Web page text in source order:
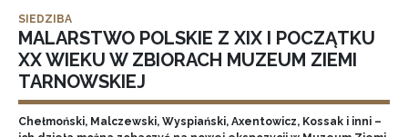
SIEDZIBA
MALARSTWO POLSKIE Z XIX I POCZĄTKU
XX WIEKU W ZBIORACH MUZEUM ZIEMI
TARNOWSKIEJ
Chełmoński, Malczewski, Wyspiański, Axentowicz, Kossak i inni –